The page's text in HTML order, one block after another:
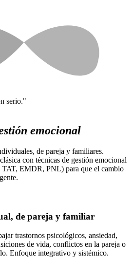
serio."
emocional
de pareja y familiares.
con técnicas de gestión emocional
EMDR, PNL) para que el cambio
de pareja y familiar
trastornos psicológicos, ansiedad,
de vida, conflictos en la pareja o
Enfoque integrativo y sistémico.